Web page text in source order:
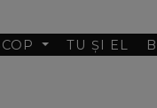
TU ȘI EL